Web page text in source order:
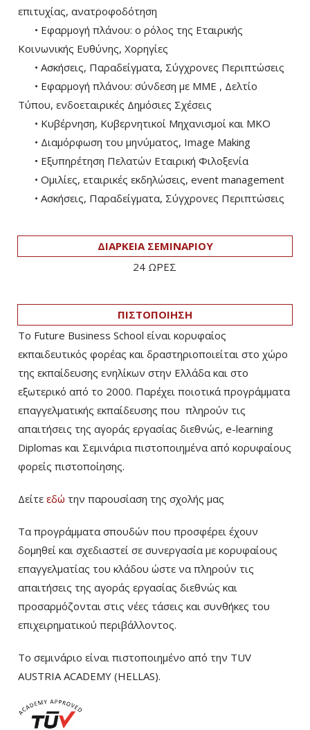
επιτυχίας, ανατροφοδότηση
• Εφαρμογή πλάνου: ο ρόλος της Εταιρικής
Κοινωνικής Ευθύνης, Χορηγίες
• Ασκήσεις, Παραδείγματα, Σύγχρονες Περιπτώσεις
• Εφαρμογή πλάνου: σύνδεση με ΜΜΕ , Δελτίο
Τύπου, ενδοεταιρικές Δημόσιες Σχέσεις
• Κυβέρνηση, Κυβερνητικοί Μηχανισμοί και ΜΚΟ
• Διαμόρφωση του μηνύματος, Image Making
• Εξυπηρέτηση Πελατών Εταιρική Φιλοξενία
• Ομιλίες, εταιρικές εκδηλώσεις, event management
• Ασκήσεις, Παραδείγματα, Σύγχρονες Περιπτώσεις
ΔΙΑΡΚΕΙΑ ΣΕΜΙΝΑΡΙΟΥ
24 ΩΡΕΣ
ΠΙΣΤΟΠΟΙΗΣΗ
Το Future Business School είναι κορυφαίος
εκπαιδευτικός φορέας και δραστηριοποιείται στο χώρο
της εκπαίδευσης ενηλίκων στην Ελλάδα και στο
εξωτερικό από το 2000. Παρέχει ποιοτικά προγράμματα
επαγγελματικής εκπαίδευσης που πληρούν τις
απαιτήσεις της αγοράς εργασίας διεθνώς, e-learning
Diplomas και Σεμινάρια πιστοποιημένα από κορυφαίους
φορείς πιστοποίησης.
Δείτε εδώ την παρουσίαση της σχολής μας
Τα προγράμματα σπουδών που προσφέρει έχουν
δομηθεί και σχεδιαστεί σε συνεργασία με κορυφαίους
επαγγελματίας του κλάδου ώστε να πληρούν τις
απαιτήσεις της αγοράς εργασίας διεθνώς και
προσαρμόζονται στις νέες τάσεις και συνθήκες του
επιχειρηματικού περιβάλλοντος.
Το σεμινάριο είναι πιστοποιημένο από την TUV
AUSTRIA ACADEMY (HELLAS).